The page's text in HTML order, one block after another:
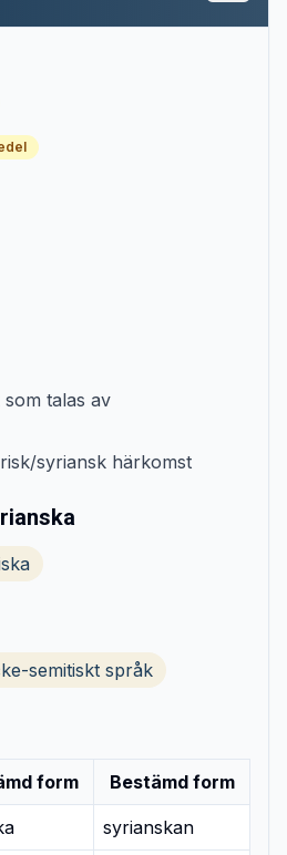
talas av
syriansk härkomst
semitiskt språk
form Bestämd form
syrianskan